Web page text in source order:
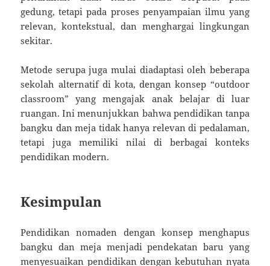
gedung, tetapi pada proses penyampaian ilmu yang
relevan, kontekstual, dan menghargai lingkungan
sekitar.
Metode serupa juga mulai diadaptasi oleh beberapa
sekolah alternatif di kota, dengan konsep “outdoor
classroom” yang mengajak anak belajar di luar
ruangan. Ini menunjukkan bahwa pendidikan tanpa
bangku dan meja tidak hanya relevan di pedalaman,
tetapi juga memiliki nilai di berbagai konteks
pendidikan modern.
Kesimpulan
Pendidikan nomaden dengan konsep menghapus
bangku dan meja menjadi pendekatan baru yang
menyesuaikan pendidikan dengan kebutuhan nyata